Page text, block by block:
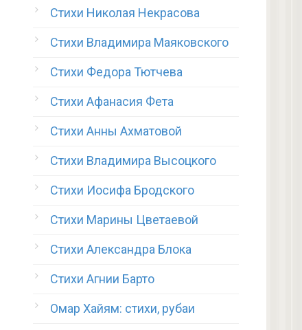
Стихи Николая Некрасова
Стихи Владимира Маяковского
Стихи Федора Тютчева
Стихи Афанасия Фета
Стихи Анны Ахматовой
Стихи Владимира Высоцкого
Стихи Иосифа Бродского
Стихи Марины Цветаевой
Стихи Александра Блока
Стихи Агнии Барто
Омар Хайям: стихи, рубаи